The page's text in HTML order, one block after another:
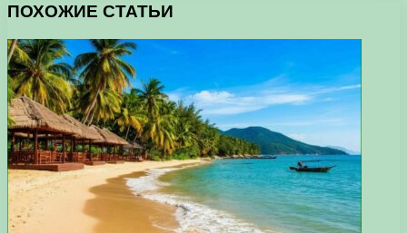
ПОХОЖИЕ СТАТЬИ